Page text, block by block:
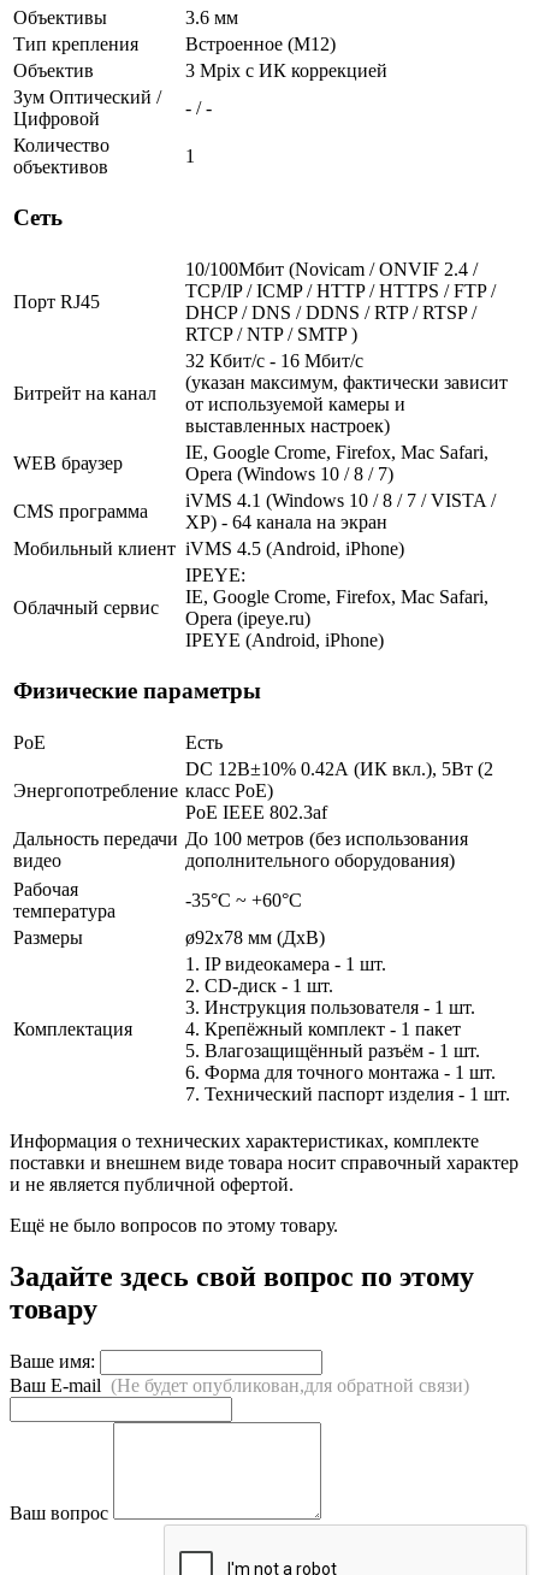
Объективы
3.6 мм
Тип крепления
Встроенное (М12)
Объектив
3 Mpix c ИК коррекцией
Зум Оптический /
Цифровой
- / -
Количество
объективов
1
Сеть
Порт RJ45
10/100Мбит (Novicam / ONVIF 2.4 /
TCP/IP / ICMP / HTTP / HTTPS / FTP /
DHCP / DNS / DDNS / RTP / RTSP /
RTCP / NTP / SMTP )
Битрейт на канал
32 Кбит/с - 16 Мбит/с
(указан максимум, фактически зависит
от используемой камеры и
выставленных настроек)
WEB браузер
IE, Google Crome, Firefox, Mac Safari,
Opera (Windows 10 / 8 / 7)
CMS программа
iVMS 4.1 (Windows 10 / 8 / 7 / VISTA /
XP) - 64 канала на экран
Мобильный клиент iVMS 4.5 (Android, iPhone)
Облачный сервис
IPEYE:
IE, Google Crome, Firefox, Mac Safari,
Opera (ipeye.ru)
IPEYE (Android, iPhone)
Физические параметры
PoE Есть
Энергопотребление
DC 12В±10% 0.42А (ИК вкл.), 5Вт (2
класс PoE)
PoE IEEE 802.3af
Дальность передачи
видео
До 100 метров (без использования
дополнительного оборудования)
Рабочая
температура
-35°С ~ +60°С
Размеры
ø92x78 мм (ДхВ)
Комплектация
1. IP видеокамера - 1 шт.
2. СD-диск - 1 шт.
3. Инструкция пользователя - 1 шт.
4. Крепёжный комплект - 1 пакет
5. Влагозащищённый разъём - 1 шт.
6. Форма для точного монтажа - 1 шт.
7. Технический паспорт изделия - 1 шт.
Информация о технических характеристиках, комплекте
поставки и внешнем виде товара носит справочный характер
и не является публичной офертой.
Ещё не было вопросов по этому товару.
Задайте здесь свой вопрос по этому
товару
Ваше имя:
Ваш E-mail (Не будет опубликован,для обратной связи)
Ваш вопрос